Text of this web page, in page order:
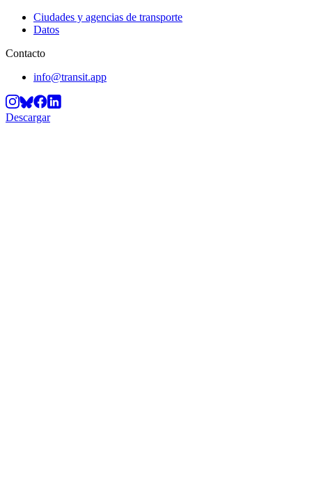
Ciudades y agencias de transporte
Datos
Contacto
info@transit.app
Descargar